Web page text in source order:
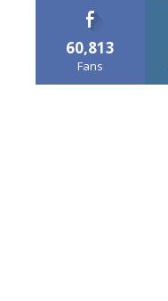
60,813
Fans